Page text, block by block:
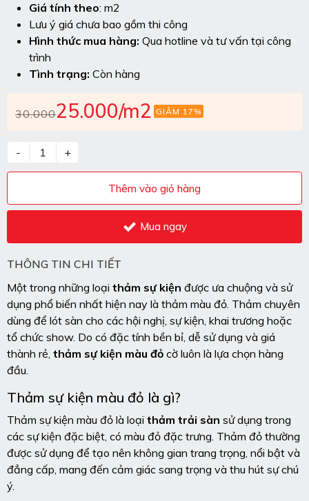
Giá tính theo: m2
Lưu ý giá chưa bao gồm thi công
Hình thức mua hàng: Qua hotline và tư vấn tại công
trình
Tình trạng: Còn hàng
30.00025.000/m2 GIẢM 17%
- +
Thêm vào giỏ hàng
Mua ngay
THÔNG TIN CHI TIẾT
Một trong những loại thảm sự kiện được ưa chuộng và sử
dụng phổ biến nhất hiện nay là thảm màu đỏ. Thảm chuyên
dùng để lót sàn cho các hội nghị, sự kiện, khai trương hoặc
tổ chức show. Do có đặc tính bền bỉ, dễ sử dụng và giá
thành rẻ, thảm sự kiện màu đỏ cờ luôn là lựa chọn hàng
đầu.
Thảm sự kiện màu đỏ là gì?
Thảm sự kiện màu đỏ là loại thảm trải sàn sử dụng trong
các sự kiện đặc biệt, có màu đỏ đặc trưng. Thảm đỏ thường
được sử dụng để tạo nên không gian trang trọng, nổi bật và
đẳng cấp, mang đến cảm giác sang trọng và thu hút sự chú
ý.